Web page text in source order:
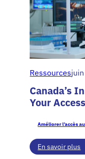
Ressources
Canada’s
Your
Améliorer l’accès
En savoir plus